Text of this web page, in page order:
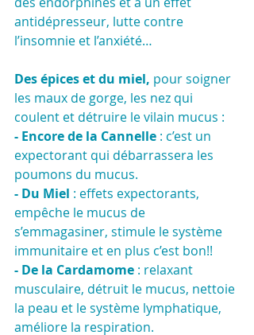
antidépresseur, lutte contre
l’insomnie et l’anxiété…
Des épices et du miel, pour soigner
les maux de gorge, les nez qui
coulent et détruire le vilain mucus :
- Encore de la Cannelle : c’est un
expectorant qui débarrassera les
poumons du mucus.
- Du Miel : effets expectorants,
empêche le mucus de
s’emmagasiner, stimule le système
immunitaire et en plus c’est bon!!
- De la Cardamome : relaxant
musculaire, détruit le mucus, nettoie
la peau et le système lymphatique,
améliore la respiration.